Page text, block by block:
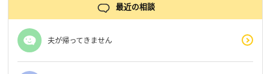
最近の相談
夫が帰ってきません